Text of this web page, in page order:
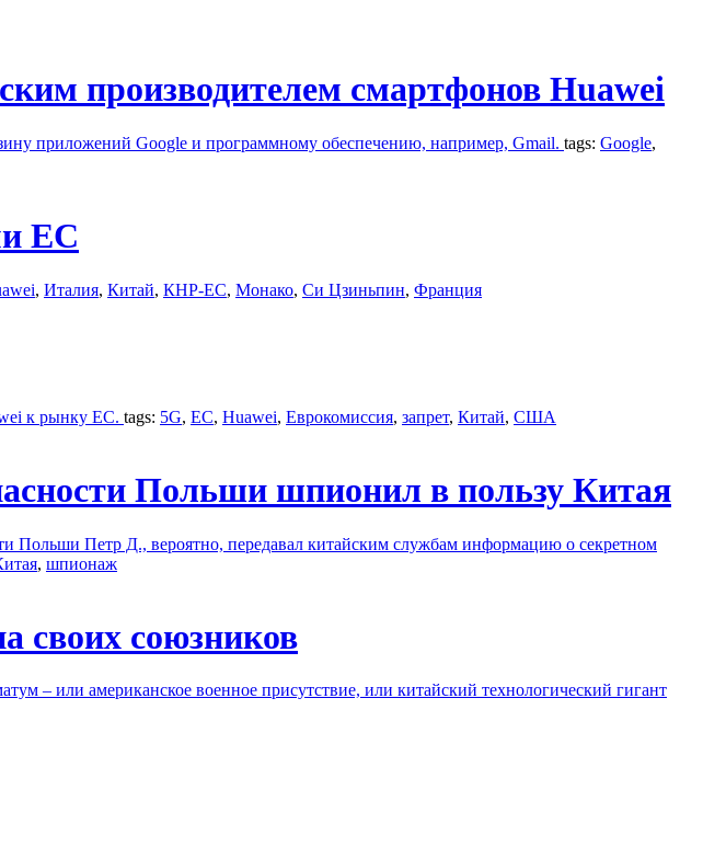
производителем смартфонов Huawei
приложений Google и программному обеспечению, например, Gmail. tags: Google,
ЕС
, Италия, Китай, КНР-ЕС, Монако, Си Цзиньпин, Франция
к рынку ЕС. tags: 5G, EC, Huawei, Еврокомиссия, запрет, Китай, США
Польши шпионил в пользу Китая
Польши Петр Д., вероятно, передавал китайским службам информацию о секретном
, шпионаж
своих союзников
– или американское военное присутствие, или китайский технологический гигант